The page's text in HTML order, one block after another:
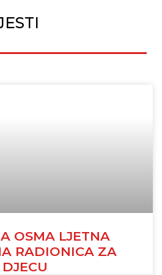
OSMA LJETNA
RADIONICA ZA
DJECU